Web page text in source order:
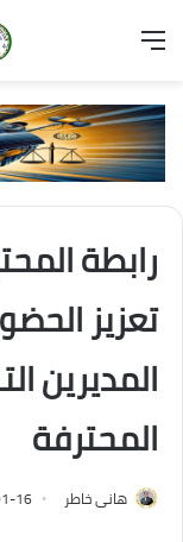
القائمة
رابطة
تعزيز
المديرين
المحترفة
هانى خاطر 16